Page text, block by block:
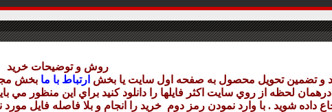
روش و توضيحات خريد
و تضمين تحويل محصول به صفحه اول سايت يا بخش ارتباط با ما بخش
لحظه از روي سايت اکثر فايلها را دانلود کنيد براي اين منظور مي
داده شويد . با وارد نمودن رمز دوم خريد را انجام و بلا فاصله فايل